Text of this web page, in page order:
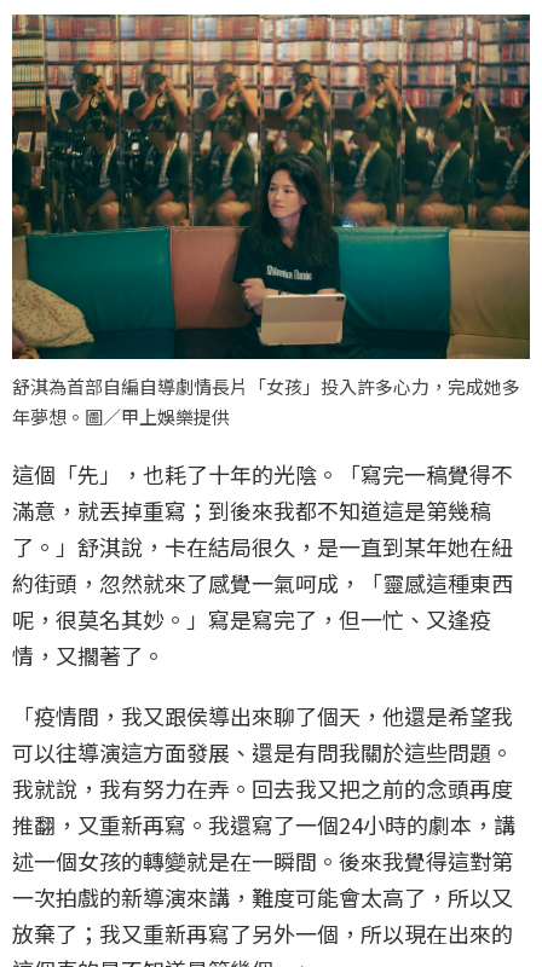
舒淇為首部自編自導劇情長片「女孩」投入許多心力，完成她多
年夢想。圖／甲上娛樂提供
這個「先」，也耗了十年的光陰。「寫完一稿覺得不
滿意，就丟掉重寫；到後來我都不知道這是第幾稿
了。」舒淇說，卡在結局很久，是一直到某年她在紐
約街頭，忽然就來了感覺一氣呵成，「靈感這種東西
呢，很莫名其妙。」寫是寫完了，但一忙、又逢疫
情，又擱著了。
「疫情間，我又跟侯導出來聊了個天，他還是希望我
可以往導演這方面發展、還是有問我關於這些問題。
我就說，我有努力在弄。回去我又把之前的念頭再度
推翻，又重新再寫。我還寫了一個24小時的劇本，講
述一個女孩的轉變就是在一瞬間。後來我覺得這對第
一次拍戲的新導演來講，難度可能會太高了，所以又
放棄了；我又重新再寫了另外一個，所以現在出來的